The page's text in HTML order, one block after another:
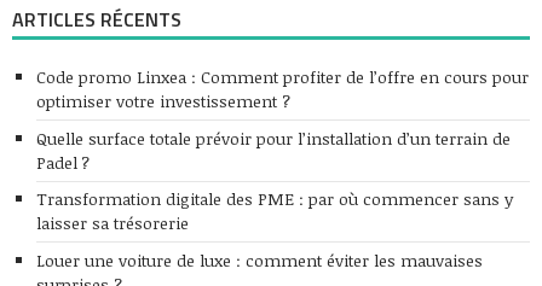
ARTICLES RÉCENTS
Code promo Linxea : Comment profiter de l’offre en cours pour
optimiser votre investissement ?
Quelle surface totale prévoir pour l’installation d’un terrain de
Padel ?
Transformation digitale des PME : par où commencer sans y
laisser sa trésorerie
Louer une voiture de luxe : comment éviter les mauvaises